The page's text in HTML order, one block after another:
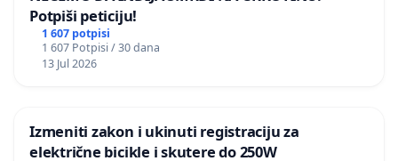
Potpiši peticiju!
1 607 potpisi
1 607 Potpisi / 30 dana
13 Jul 2026
Izmeniti zakon i ukinuti registraciju za
električne bicikle i skutere do 250W